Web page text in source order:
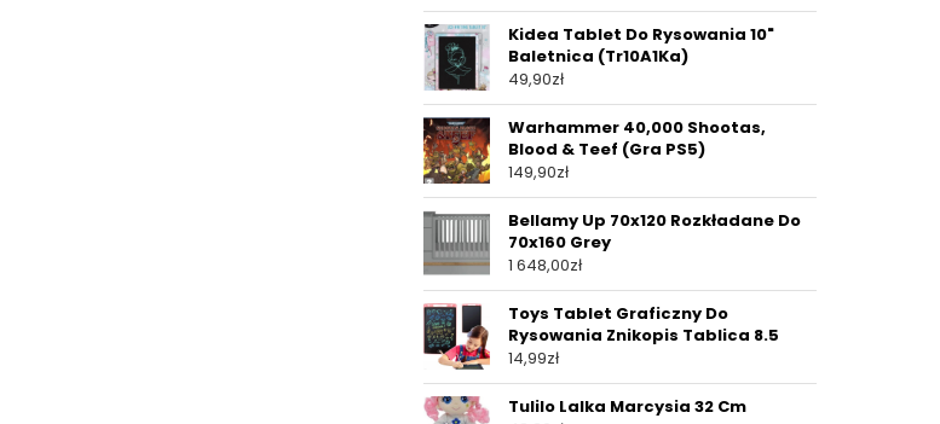
Kidea Tablet Do Rysowania 10"
Baletnica (Tr10A1Ka)
49,90zł
Warhammer 40,000 Shootas,
Blood & Teef (Gra PS5)
149,90zł
Bellamy Up 70x120 Rozkładane Do
70x160 Grey
1 648,00zł
Toys Tablet Graficzny Do
Rysowania Znikopis Tablica 8.5
14,99zł
Tulilo Lalka Marcysia 32 Cm